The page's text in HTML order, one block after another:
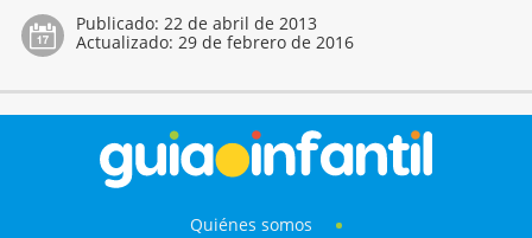
Publicado: 22 de abril de 2013
Actualizado: 29 de febrero de 2016
Quiénes somos